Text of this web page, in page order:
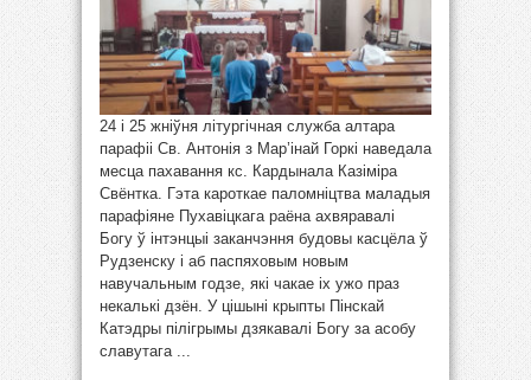
24 і 25 жніўня літургічная служба алтара
парафіі Св. Антонія з Мар’інай Горкі наведала
месца пахавання кс. Кардынала Казіміра
Свёнтка. Гэта кароткае паломніцтва маладыя
парафіяне Пухавіцкага раёна ахвяравалі
Богу ў інтэнцыі заканчэння будовы касцёла ў
Рудзенску і аб паспяховым новым
навучальным годзе, які чакае іх ужо праз
некалькі дзён. У цішыні крыпты Пінскай
Катэдры пілігрымы дзякавалі Богу за асобу
славутага ...